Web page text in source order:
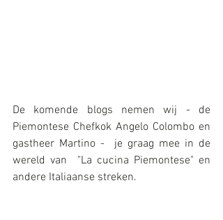
De komende blogs nemen wij - de
Piemontese Chefkok Angelo Colombo en
gastheer Martino -  je graag mee in de
wereld van  "La cucina Piemontese" en
andere Italiaanse streken.